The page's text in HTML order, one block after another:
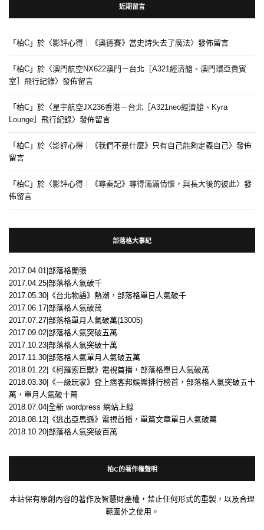
近期留言
「柏C 」於〈影評心得｜《奧德賽》當史詩失去了魔法〉發佈留言
「柏C 」於〈澳門航空NX622澳門－台北［A321經濟艙、澳門環亞貴賓
室］飛行紀錄〉發佈留言
「柏C 」於〈星宇航空JX236香港－台北［A321neo經濟艙、Kyra
Lounge］飛行紀錄〉發佈留言
「柏C 」於〈影評心得｜《我們不是什麼》只有自己能夠定義自己〉發佈
留言
「柏C 」於〈影評心得｜《尋秦記》尋得滿滿情懷，與長大後的彼此〉發
佈留言
部落格大事紀
2017.04.01|部落格開張
2017.04.25|部落格人氣破千
2017.05.30|《台北物語》熱潮，部落格單日人氣破千
2017.06.17|部落格人氣破萬
2017.07.27|部落格單月人氣破萬(13005)
2017.09.02|部落格人氣突破五萬
2017.10.23|部落格人氣突破十萬
2017.11.30|部落格人氣單月人氣破五萬
2018.01.22|《柯羅索巨獸》電視首播，部落格單日人氣破萬
2018.03.30|《一級玩家》登上痞客邦娛樂排行榜首，部落格人氣突破五十
萬，單月人氣破十萬
2018.07.04|全新 wordpress 網站上線
2018.08.12|《逃出亞馬遜》電視首播，單篇文章單日人氣破萬
2018.10.20|部落格人氣突破百萬
柏C的著作權聲明
本站保有原創內容的著作及智慧財產權，禁止任何形式的重製，以及合理
範圍外之使用。